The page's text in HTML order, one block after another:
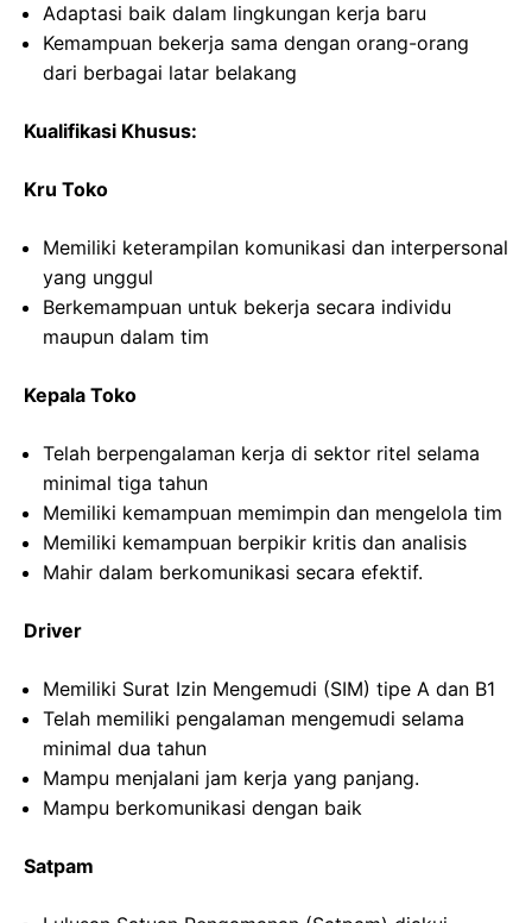
Adaptasi baik dalam lingkungan kerja baru
Kemampuan bekerja sama dengan orang-orang
dari berbagai latar belakang
Kualifikasi Khusus:
Kru Toko
Memiliki keterampilan komunikasi dan interpersonal
yang unggul
Berkemampuan untuk bekerja secara individu
maupun dalam tim
Kepala Toko
Telah berpengalaman kerja di sektor ritel selama
minimal tiga tahun
Memiliki kemampuan memimpin dan mengelola tim
Memiliki kemampuan berpikir kritis dan analisis
Mahir dalam berkomunikasi secara efektif.
Driver
Memiliki Surat Izin Mengemudi (SIM) tipe A dan B1
Telah memiliki pengalaman mengemudi selama
minimal dua tahun
Mampu menjalani jam kerja yang panjang.
Mampu berkomunikasi dengan baik
Satpam